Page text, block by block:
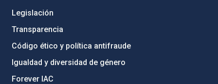
Legislación
Transparencia
Código ético y política antifraude
Igualdad y diversidad de género
Forever IAC